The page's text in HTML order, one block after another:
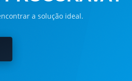
a solução ideal.